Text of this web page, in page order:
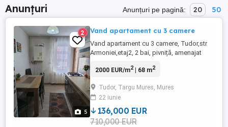
Anunțuri Anunțuri pe pagină: 20 50
5
2 Vand apartament cu 3 camere
Vand apartament cu 3 camere, Tudor,str
Armoniei,etaj2, 2 bai, pivniță, amenajat
2000 EUR/m2| 68 m2
Tudor, Targu Mures, Mures
22 iunie
136,000 EUR
710,000 EUR